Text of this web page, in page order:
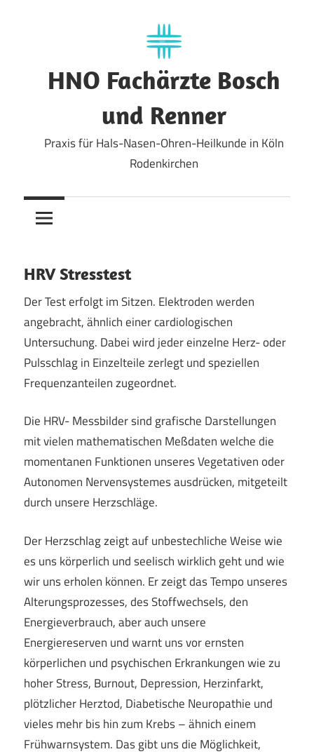
HNO Fachärzte Bosch
und Renner
Praxis für Hals-Nasen-Ohren-Heilkunde in Köln
Rodenkirchen
HRV Stresstest
Der Test erfolgt im Sitzen. Elektroden werden
angebracht, ähnlich einer cardiologischen
Untersuchung. Dabei wird jeder einzelne Herz- oder
Pulsschlag in Einzelteile zerlegt und speziellen
Frequenzanteilen zugeordnet.
Die HRV- Messbilder sind grafische Darstellungen
mit vielen mathematischen Meßdaten welche die
momentanen Funktionen unseres Vegetativen oder
Autonomen Nervensystemes ausdrücken, mitgeteilt
durch unsere Herzschläge.
Der Herzschlag zeigt auf unbestechliche Weise wie
es uns körperlich und seelisch wirklich geht und wie
wir uns erholen können. Er zeigt das Tempo unseres
Alterungsprozesses, des Stoffwechsels, den
Energieverbrauch, aber auch unsere
Energiereserven und warnt uns vor ernsten
körperlichen und psychischen Erkrankungen wie zu
hoher Stress, Burnout, Depression, Herzinfarkt,
plötzlicher Herztod, Diabetische Neuropathie und
vieles mehr bis hin zum Krebs – ähnich einem
Frühwarnsystem. Das gibt uns die Möglichkeit,